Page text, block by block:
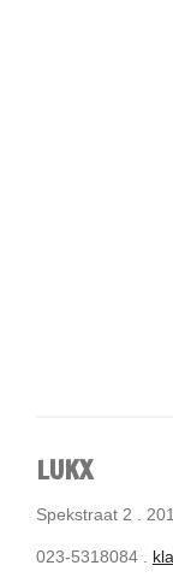
LUKX
Spekstraat 2 .
023-5318084 .